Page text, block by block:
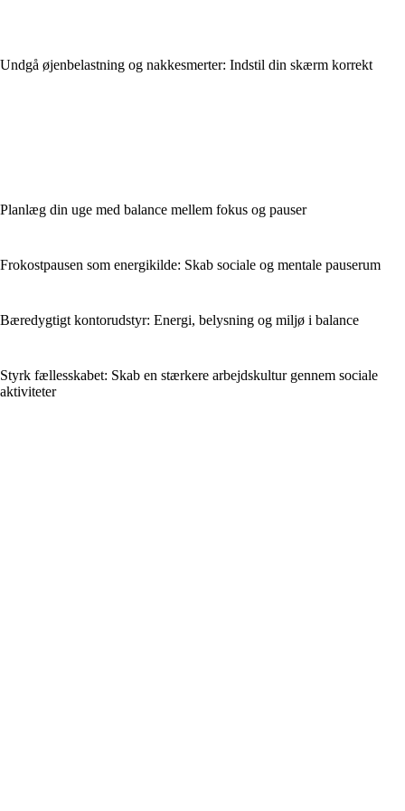
Undgå øjenbelastning og nakkesmerter: Indstil din skærm korrekt
Planlæg din uge med balance mellem fokus og pauser
Frokostpausen som energikilde: Skab sociale og mentale pauserum
Bæredygtigt kontorudstyr: Energi, belysning og miljø i balance
Styrk fællesskabet: Skab en stærkere arbejdskultur gennem sociale
aktiviteter